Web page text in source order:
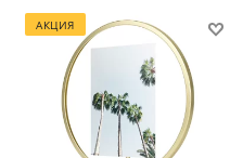
АКЦИЯ